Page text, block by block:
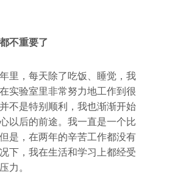
不重要了
里，每天除了吃饭、睡觉，我
实验室里非常努力地工作到很
不是特别顺利，我也渐渐开始
以后的前途。我一直是一个比
是，在两年的辛苦工作都没有
下，我在生活和学习上都经受
力。